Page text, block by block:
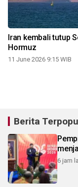
Iran kembali tutup
Hormuz
11 June 2026 9:15 WIB
Berita
6 jam